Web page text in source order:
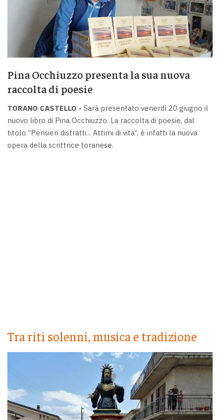
Pina Occhiuzzo presenta la sua nuova
raccolta di poesie
TORANO CASTELLO - Sarà presentato venerdì 20 giugno il
nuovo libro di Pina Occhiuzzo. La raccolta di poesie, dal
titolo “Pensieri distratti... Attimi di vita”, è infatti la nuova
opera della scrittrice toranese.
Tra riti solenni, musica e tradizione